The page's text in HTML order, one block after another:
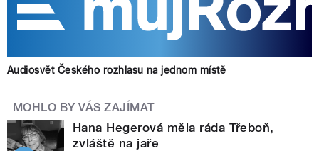
Audiosvět Českého rozhlasu na jednom místě
MOHLO BY VÁS ZAJÍMAT
Hana Hegerová měla ráda Třeboň,
zvláště na jaře